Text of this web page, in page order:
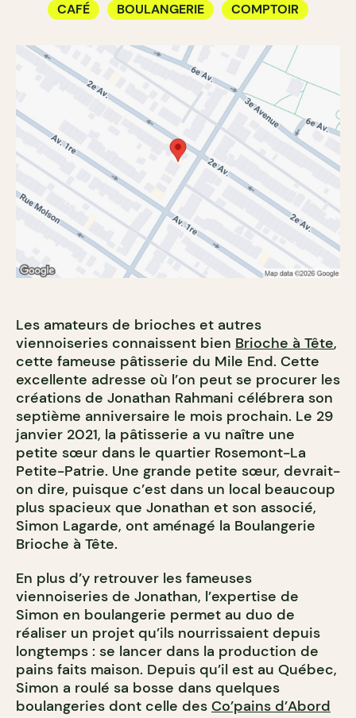
CAFÉ BOULANGERIE COMPTOIR
Les amateurs de brioches et autres
viennoiseries connaissent bien Brioche à Tête,
cette fameuse pâtisserie du Mile End. Cette
excellente adresse où l’on peut se procurer les
créations de Jonathan Rahmani célébrera son
septième anniversaire le mois prochain. Le 29
janvier 2021, la pâtisserie a vu naître une
petite sœur dans le quartier Rosemont-La
Petite-Patrie. Une grande petite sœur, devrait-
on dire, puisque c’est dans un local beaucoup
plus spacieux que Jonathan et son associé,
Simon Lagarde, ont aménagé la Boulangerie
Brioche à Tête.
En plus d’y retrouver les fameuses
viennoiseries de Jonathan, l’expertise de
Simon en boulangerie permet au duo de
réaliser un projet qu’ils nourrissaient depuis
longtemps : se lancer dans la production de
pains faits maison. Depuis qu’il est au Québec,
Simon a roulé sa bosse dans quelques
boulangeries dont celle des Co’pains d’Abord